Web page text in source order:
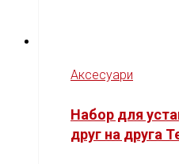
Аксесуари
Набор для
друг на друга